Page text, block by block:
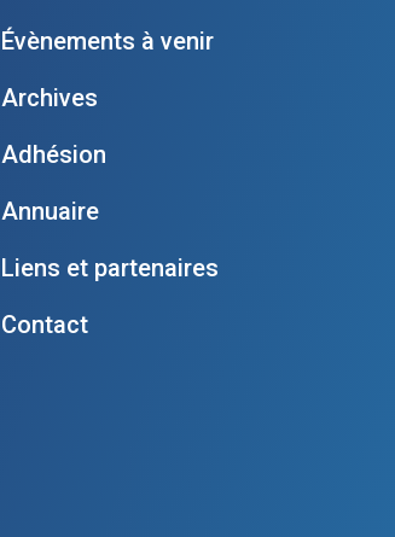
Évènements à venir
Archives
Adhésion
Annuaire
Liens et partenaires
Contact